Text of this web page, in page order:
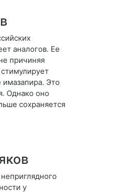
аналогов. Ее
причиняя
Это
Однако оно
сохраняется
у